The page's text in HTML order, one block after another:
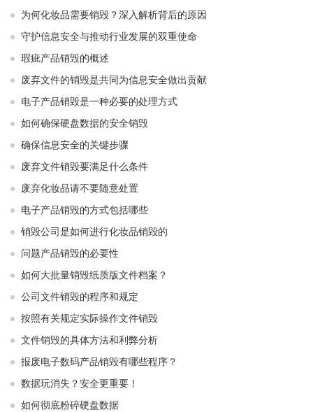
为何化妆品需要销毁？深入解析背后的原因
守护信息安全与推动行业发展的双重使命
瑕疵产品销毁的概述
废弃文件的销毁是共同为信息安全做出贡献
电子产品销毁是一种必要的处理方式
如何确保硬盘数据的安全销毁
确保信息安全的关键步骤
废弃文件销毁要满足什么条件
废弃化妆品请不要随意处置
电子产品销毁的方式包括哪些
销毁公司是如何进行化妆品销毁的
问题产品销毁的必要性
如何大批量销毁纸质版文件档案？
公司文件销毁的程序和规定
按照有关规定实际操作文件销毁
文件销毁的具体方法和利弊分析
报废电子数码产品销毁有哪些程序？
数据玩消失？安全更重要！
如何彻底粉碎硬盘数据